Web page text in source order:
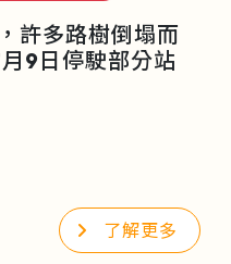
許多路樹倒塌而
9日停駛部分站
了解更多